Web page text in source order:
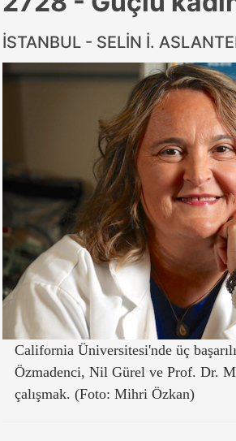
İSTANBUL - SELİN İ.
California Üniversitesi'nde üç
Özmadenci, Nil Gürel ve Prof. Dr.
çalışmak. (Foto: Mihri Özkan)